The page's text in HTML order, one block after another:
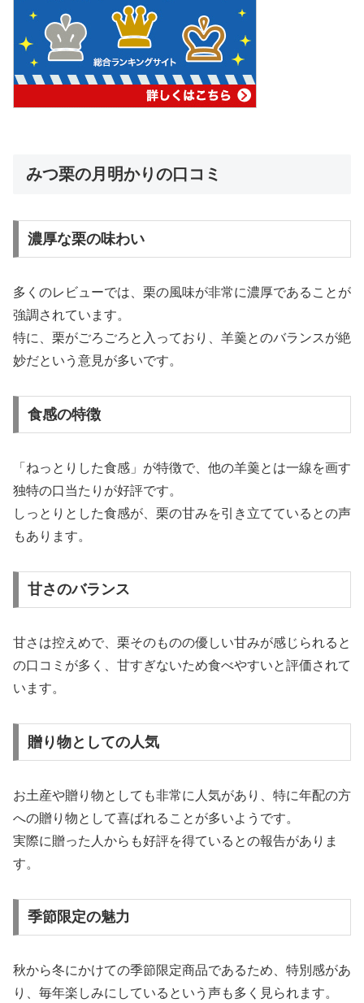
みつ栗の月明かりの口コミ
濃厚な栗の味わい
多くのレビューでは、栗の風味が非常に濃厚であることが
強調されています。
特に、栗がごろごろと入っており、羊羹とのバランスが絶
妙だという意見が多いです。
食感の特徴
「ねっとりした食感」が特徴で、他の羊羹とは一線を画す
独特の口当たりが好評です。
しっとりとした食感が、栗の甘みを引き立てているとの声
もあります。
甘さのバランス
甘さは控えめで、栗そのものの優しい甘みが感じられると
の口コミが多く、甘すぎないため食べやすいと評価されて
います。
贈り物としての人気
お土産や贈り物としても非常に人気があり、特に年配の方
への贈り物として喜ばれることが多いようです。
実際に贈った人からも好評を得ているとの報告がありま
す。
季節限定の魅力
秋から冬にかけての季節限定商品であるため、特別感があ
り、毎年楽しみにしているという声も多く見られます。